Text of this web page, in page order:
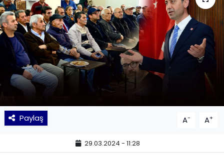
Paylaş A- A+
29.03.2024 - 11:28
SAĞLIK
Siyaset
SPOR
TEKNOLOJİ
Yaşam